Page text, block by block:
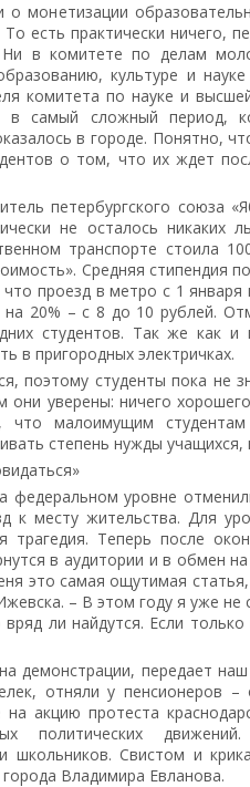
о монетизации
есть практически ничего,
в комитете по делам
культуре и
комитета по науке и
в самый сложный период,
в городе. Понятно,
о том, что их ждет
петербургского союза
не осталось никаких
транспорте стоила
Средняя стипендия
проезд в метро с 1
на 20% – с 8 до 10 рублей.
студентов. Так же как и
в пригородных электричках.
поэтому студенты пока не
уверены: ничего
что малоимущим
степень нужды учащихся,
федеральном уровне
к месту жительства. Для
трагедия. Теперь после
в аудитории и в обмен
это самая ощутимая
– В этом году я уже не
ли найдутся. Если
демонстрации, передает
отняли у пенсионеров –
на акцию протеста
политических
и школьников. Свистом и
Владимира Евланова.